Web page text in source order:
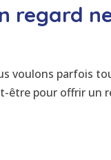
regard
voulons parfois
pour offrir un